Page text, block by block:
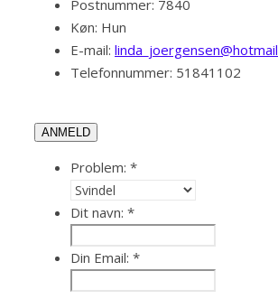
Postnummer: 7840
Køn: Hun
E-mail:
Telefonnummer: 51841102
ANMELD
Problem: *
Dit navn: *
Din Email: *